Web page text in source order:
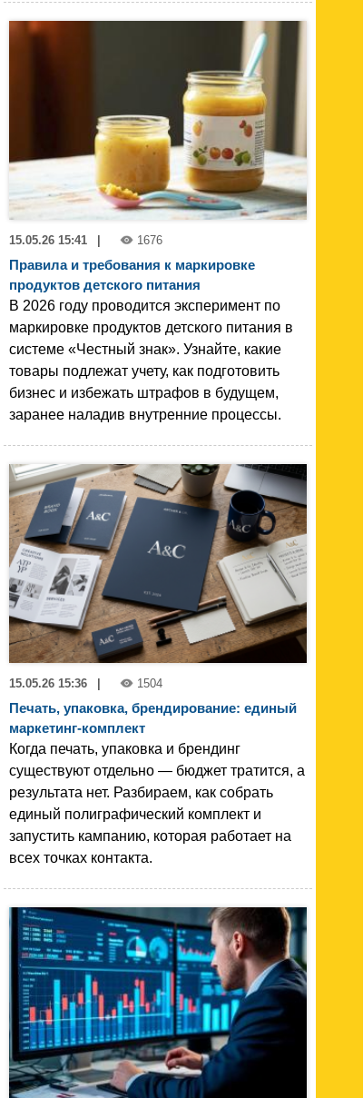
15.05.26 15:41 1676
Правила и требования к маркировке
продуктов детского питания
В 2026 году проводится эксперимент по
маркировке продуктов детского питания в
системе «Честный знак». Узнайте, какие
товары подлежат учету, как подготовить
бизнес и избежать штрафов в будущем,
заранее наладив внутренние процессы.
15.05.26 15:36 1504
Печать, упаковка, брендирование: единый
маркетинг-комплект
Когда печать, упаковка и брендинг
существуют отдельно — бюджет тратится, а
результата нет. Разбираем, как собрать
единый полиграфический комплект и
запустить кампанию, которая работает на
всех точках контакта.